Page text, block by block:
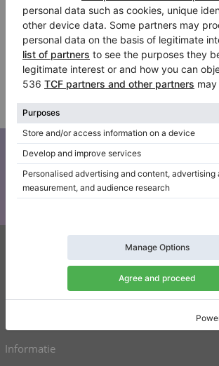
Gebruikte, August Förster, 170
Jaar: 1980 Lengte: 5′6″
Land:Italië
Stad:Camponogara
Bedrijf/Geverifieerde
Abonneer u op onze
Blijf op de hoogte van al het
FAQ
Informatie